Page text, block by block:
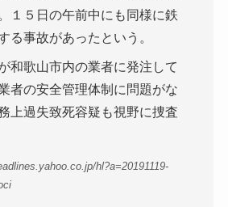
１５日の午前中にも同様に鉄
る事故があったという。
和歌山市内の業者に発注して
者の安全管理体制に問題がな
上過失致死容疑も視野に捜査
hl?a=20191119-